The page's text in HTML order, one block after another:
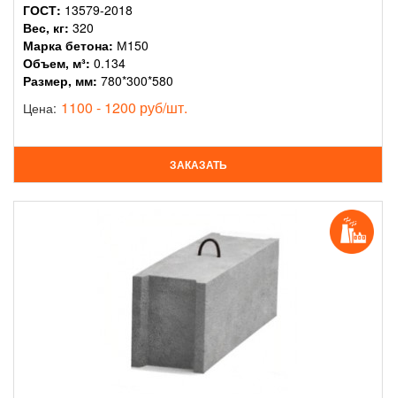
ГОСТ: 13579-2018
Вес, кг: 320
Марка бетона: М150
Объем, м³: 0.134
Размер, мм: 780*300*580
Цена: 1100 - 1200 руб/шт.
ЗАКАЗАТЬ